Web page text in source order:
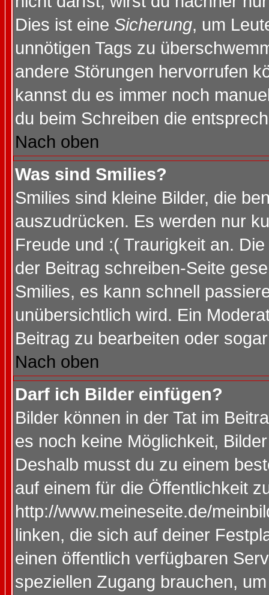
Dies ist eine Sicherung, um
unnötigen Tags zu
andere Störungen hervorrufen
kannst du es immer noch
du beim Schreiben die
Nach oben
Was sind Smilies?
Smilies sind kleine Bilder, die
auszudrücken. Es werden nur
Freude und :( Traurigkeit an.
der Beitrag schreiben-Seite
Smilies, es kann schnell
unübersichtlich wird. Ein
Beitrag zu bearbeiten oder
Nach oben
Darf ich Bilder einfügen?
Bilder können in der Tat im
es noch keine Möglichkeit,
Deshalb musst du zu einem
auf einem für die Öffentlichkeit
http://www.meineseite.de/
linken, die sich auf deiner
einen öffentlich verfügbaren
speziellen Zugang brauchen,